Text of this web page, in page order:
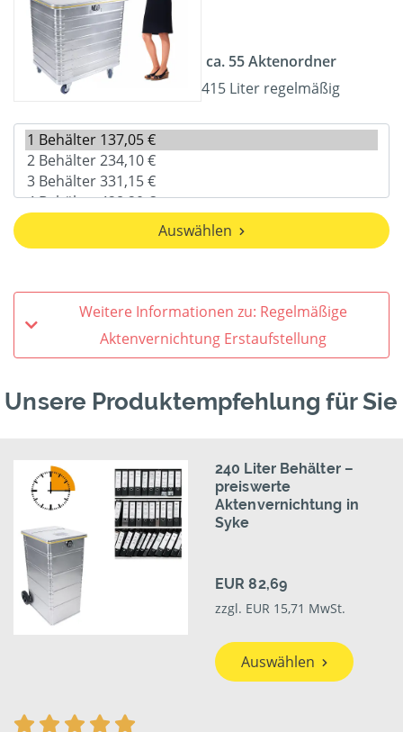
ca. 55 Aktenordner
415 Liter regelmäßig
Auswählen
Weitere Informationen zu: Regelmäßige
Aktenvernichtung Erstaufstellung
Unsere Produktempfehlung für Sie
240 Liter Behälter –
preiswerte
Aktenvernichtung in
Syke
EUR 82,69
zzgl. EUR 15,71 MwSt.
Auswählen